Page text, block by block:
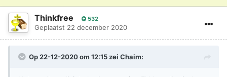
Thinkfree 532
Geplaatst 22 december 2020
Op 22-12-2020 om 12:15 zei Chaim: